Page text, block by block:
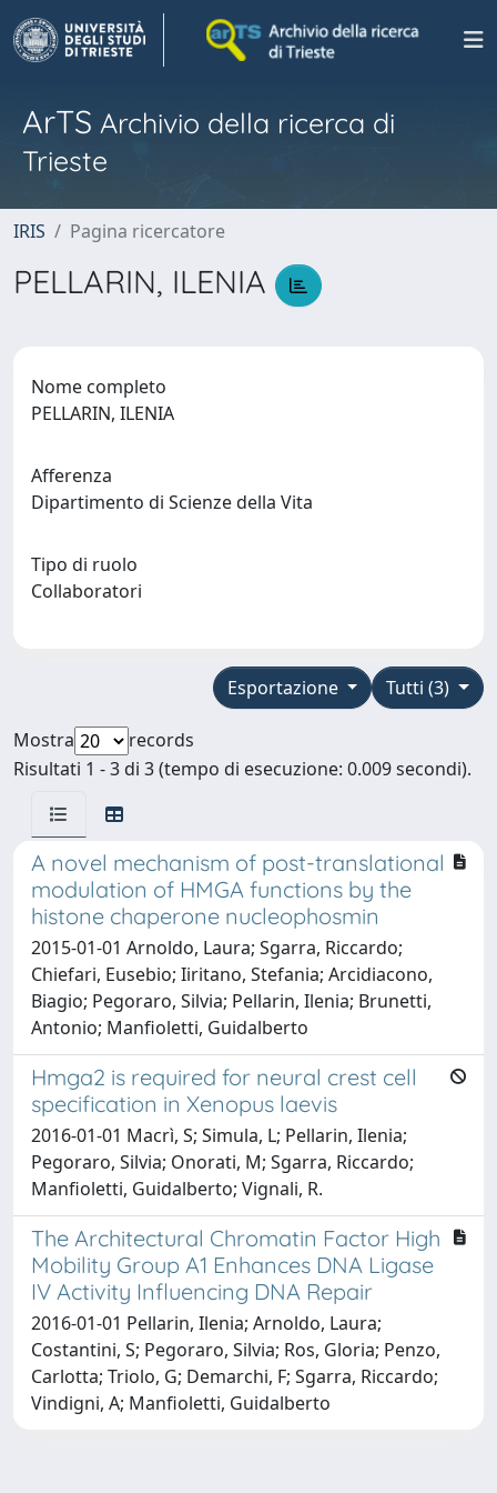
ArTS Archivio della ricerca di
Trieste
IRIS Pagina ricercatore
PELLARIN, ILENIA
Nome completo
PELLARIN, ILENIA
Afferenza
Dipartimento di Scienze della Vita
Tipo di ruolo
Collaboratori
Tutti (3)
Esportazione
Mostra
records
Risultati 1 - 3 di 3 (tempo di esecuzione: 0.009 secondi).
A novel mechanism of post-translational
modulation of HMGA functions by the
histone chaperone nucleophosmin
2015-01-01 Arnoldo, Laura; Sgarra, Riccardo;
Chiefari, Eusebio; Iiritano, Stefania; Arcidiacono,
Biagio; Pegoraro, Silvia; Pellarin, Ilenia; Brunetti,
Antonio; Manfioletti, Guidalberto
Hmga2 is required for neural crest cell
specification in Xenopus laevis
2016-01-01 Macrì, S; Simula, L; Pellarin, Ilenia;
Pegoraro, Silvia; Onorati, M; Sgarra, Riccardo;
Manfioletti, Guidalberto; Vignali, R.
The Architectural Chromatin Factor High
Mobility Group A1 Enhances DNA Ligase
IV Activity Influencing DNA Repair
2016-01-01 Pellarin, Ilenia; Arnoldo, Laura;
Costantini, S; Pegoraro, Silvia; Ros, Gloria; Penzo,
Carlotta; Triolo, G; Demarchi, F; Sgarra, Riccardo;
Vindigni, A; Manfioletti, Guidalberto